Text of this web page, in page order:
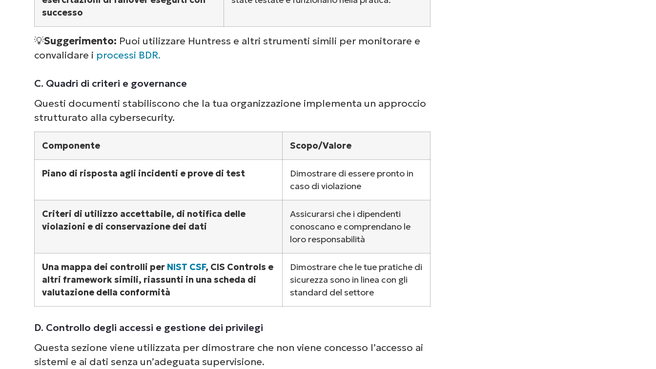
successo
💡Suggerimento: Puoi utilizzare Huntress e altri strumenti simili per monitorare e
convalidare i processi BDR.
C. Quadri di criteri e governance
Questi documenti stabiliscono che la tua organizzazione implementa un approccio
strutturato alla cybersecurity.
Componente Scopo/Valore
Piano di risposta agli incidenti e prove di test
Dimostrare di essere pronto in
caso di violazione
Criteri di utilizzo accettabile, di notifica delle
violazioni e di conservazione dei dati
Assicurarsi che i dipendenti
conoscano e comprendano le
loro responsabilità
Una mappa dei controlli per NIST CSF, CIS Controls e
altri framework simili, riassunti in una scheda di
valutazione della conformità
Dimostrare che le tue pratiche di
sicurezza sono in linea con gli
standard del settore
D. Controllo degli accessi e gestione dei privilegi
Questa sezione viene utilizzata per dimostrare che non viene concesso l’accesso ai
sistemi e ai dati senza un’adeguata supervisione.